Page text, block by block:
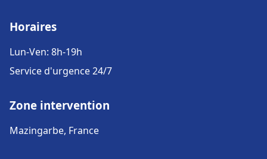
Horaires
Lun-Ven: 8h-19h
Service d'urgence 24/7
Zone intervention
Mazingarbe, France